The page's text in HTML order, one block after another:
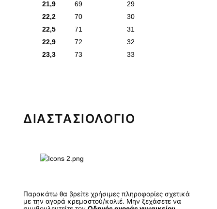
21,9
69
29
22,2
70
30
22,5
71
31
22,9
72
32
23,3
73 33
ΔΙΑΣΤΑΣΙΟΛΟΓΙΟ
Παρακάτω θα βρείτε χρήσιμες πληροφορίες σχετικά
με την αγορά κρεμαστού/κολιέ. Μην ξεχάσετε να